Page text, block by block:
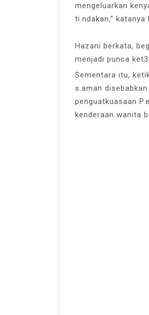
mengeluarkan
ti.ndakan,” katanya
Hazani berkata,
menjadi punca
Sementara itu,
s.aman
penguatkuasaan
kenderaan wanita